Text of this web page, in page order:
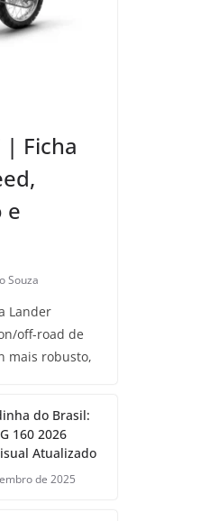
| Ficha
e
Souza
Lander
off-road de
mais robusto,
do Brasil:
160 2026
Atualizado
de 2025